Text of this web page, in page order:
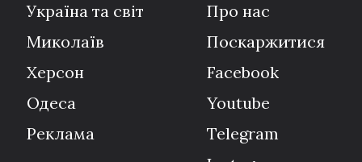
Україна та світ
Миколаїв
Херсон
Одеса
Реклама
Про нас
Поскаржитися
Facebook
Youtube
Telegram